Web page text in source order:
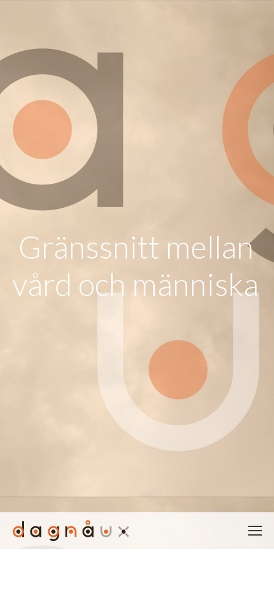
Gränssnitt mellan
vård och människa